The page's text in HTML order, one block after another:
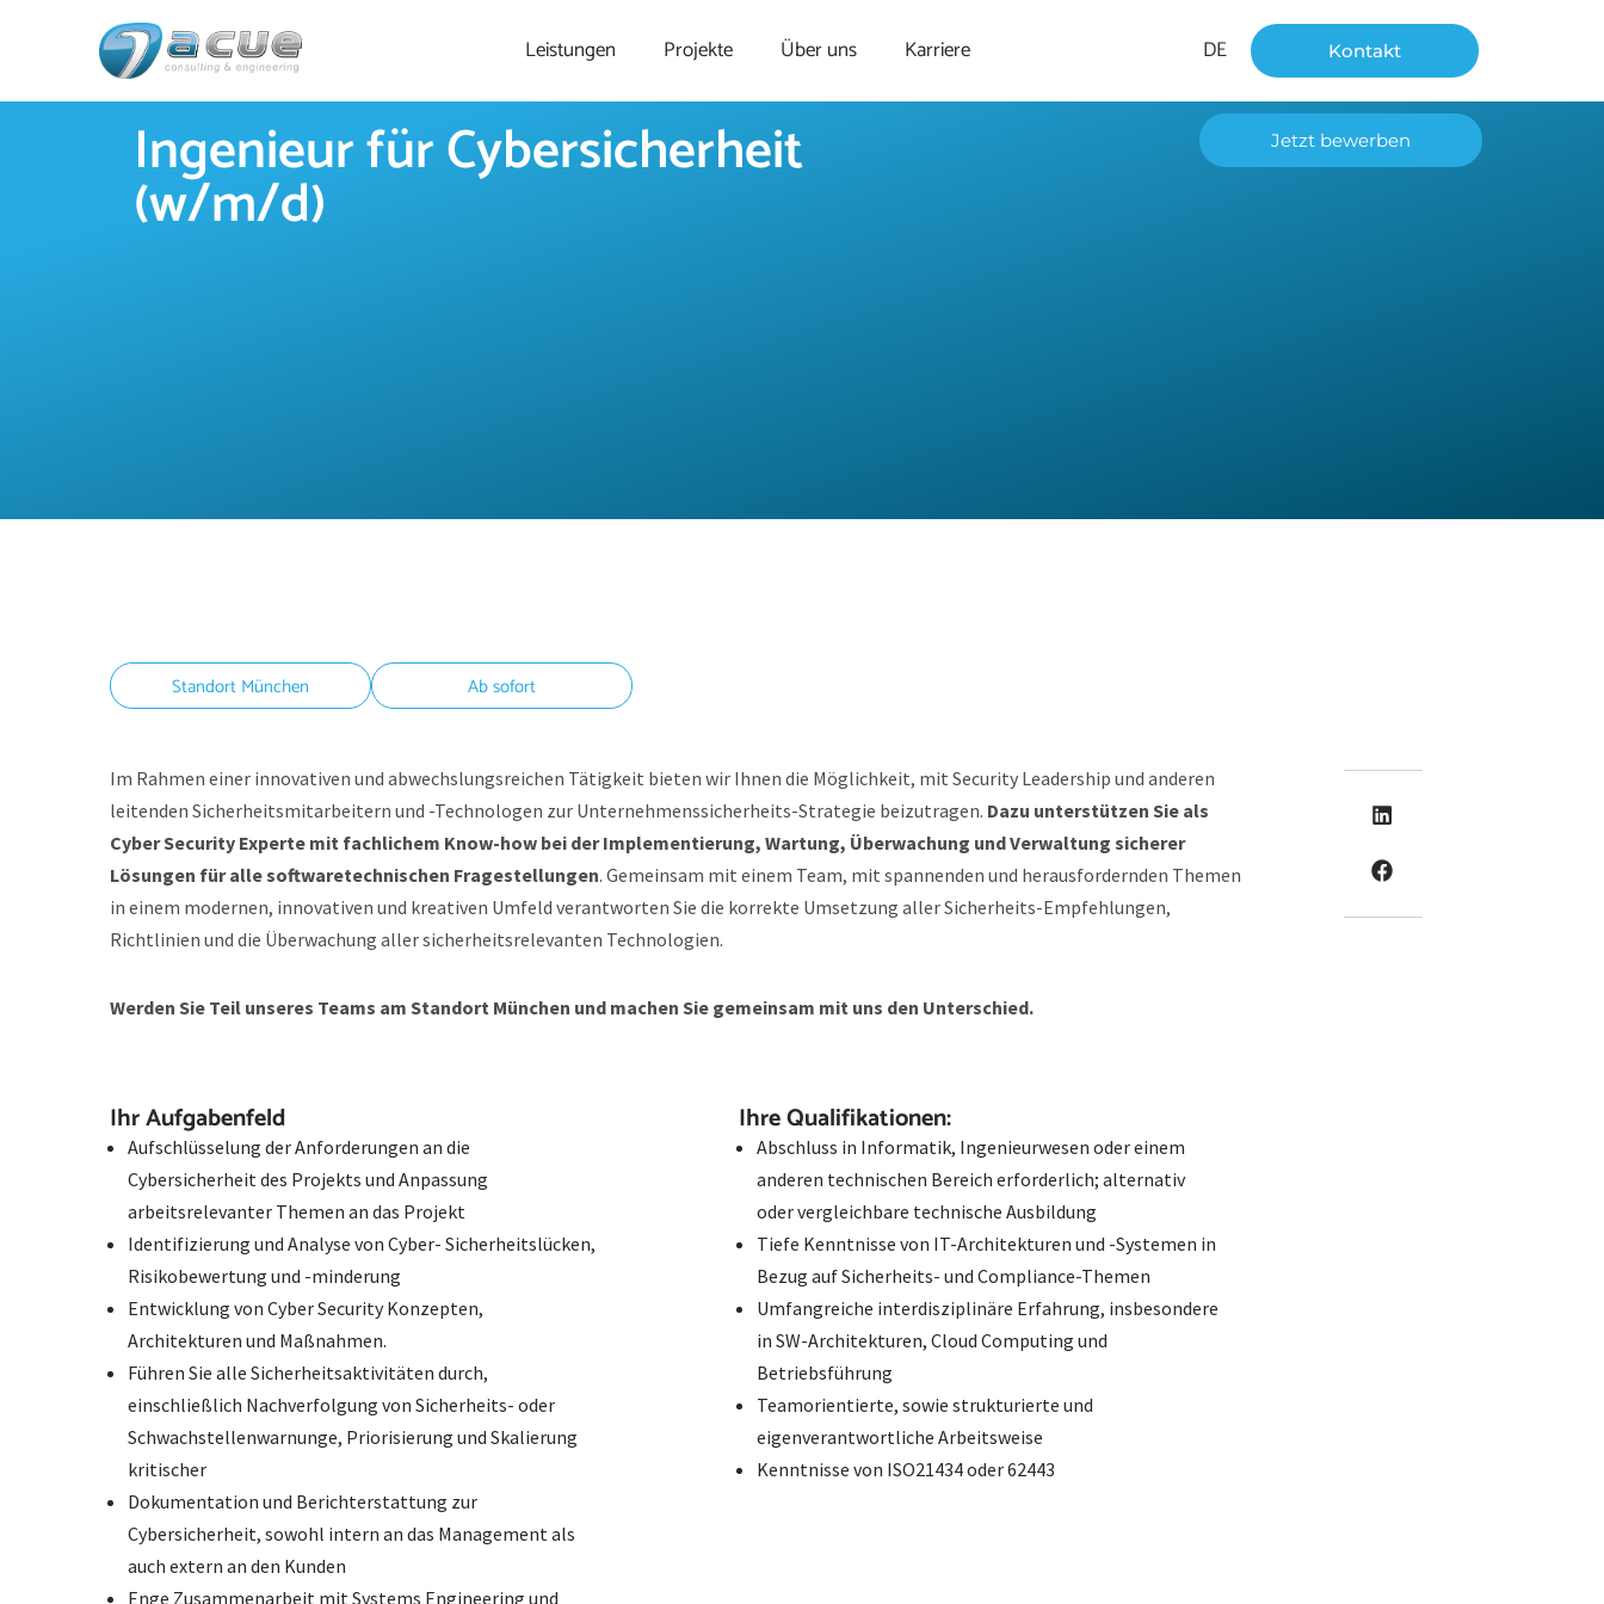
Inhalt
Leistungen Projekte Über uns Karriere DE Kontakt
Ingenieur für Cybersicherheit
(w/m/d)
Jetzt bewerben
Standort München Ab sofort
Im Rahmen einer innovativen und abwechslungsreichen Tätigkeit bieten wir Ihnen die Möglichkeit, mit Security Leadership und anderen
leitenden Sicherheitsmitarbeitern und -Technologen zur Unternehmenssicherheits-Strategie beizutragen. Dazu unterstützen Sie als
Cyber Security Experte mit fachlichem Know-how bei der Implementierung, Wartung, Überwachung und Verwaltung sicherer
Lösungen für alle softwaretechnischen Fragestellungen. Gemeinsam mit einem Team, mit spannenden und herausfordernden Themen
in einem modernen, innovativen und kreativen Umfeld verantworten Sie die korrekte Umsetzung aller Sicherheits-Empfehlungen,
Richtlinien und die Überwachung aller sicherheitsrelevanten Technologien.
Werden Sie Teil unseres Teams am Standort München und machen Sie gemeinsam mit uns den Unterschied.
Ihr Aufgabenfeld
Aufschlüsselung der Anforderungen an die
Cybersicherheit des Projekts und Anpassung
arbeitsrelevanter Themen an das Projekt
Identifizierung und Analyse von Cyber- Sicherheitslücken,
Risikobewertung und -minderung
Entwicklung von Cyber Security Konzepten,
Architekturen und Maßnahmen.
Führen Sie alle Sicherheitsaktivitäten durch,
einschließlich Nachverfolgung von Sicherheits- oder
Schwachstellenwarnunge, Priorisierung und Skalierung
kritischer
Dokumentation und Berichterstattung zur
Cybersicherheit, sowohl intern an das Management als
auch extern an den Kunden
Enge Zusammenarbeit mit Systems Engineering und
Ihre Qualifikationen:
Abschluss in Informatik, Ingenieurwesen oder einem
anderen technischen Bereich erforderlich; alternativ
oder vergleichbare technische Ausbildung
Tiefe Kenntnisse von IT-Architekturen und -Systemen in
Bezug auf Sicherheits- und Compliance-Themen
Umfangreiche interdisziplinäre Erfahrung, insbesondere
in SW-Architekturen, Cloud Computing und
Betriebsführung
Teamorientierte, sowie strukturierte und
eigenverantwortliche Arbeitsweise
Kenntnisse von ISO21434 oder 62443